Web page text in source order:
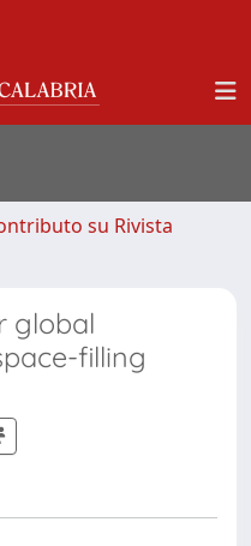
su Rivista
global
filling